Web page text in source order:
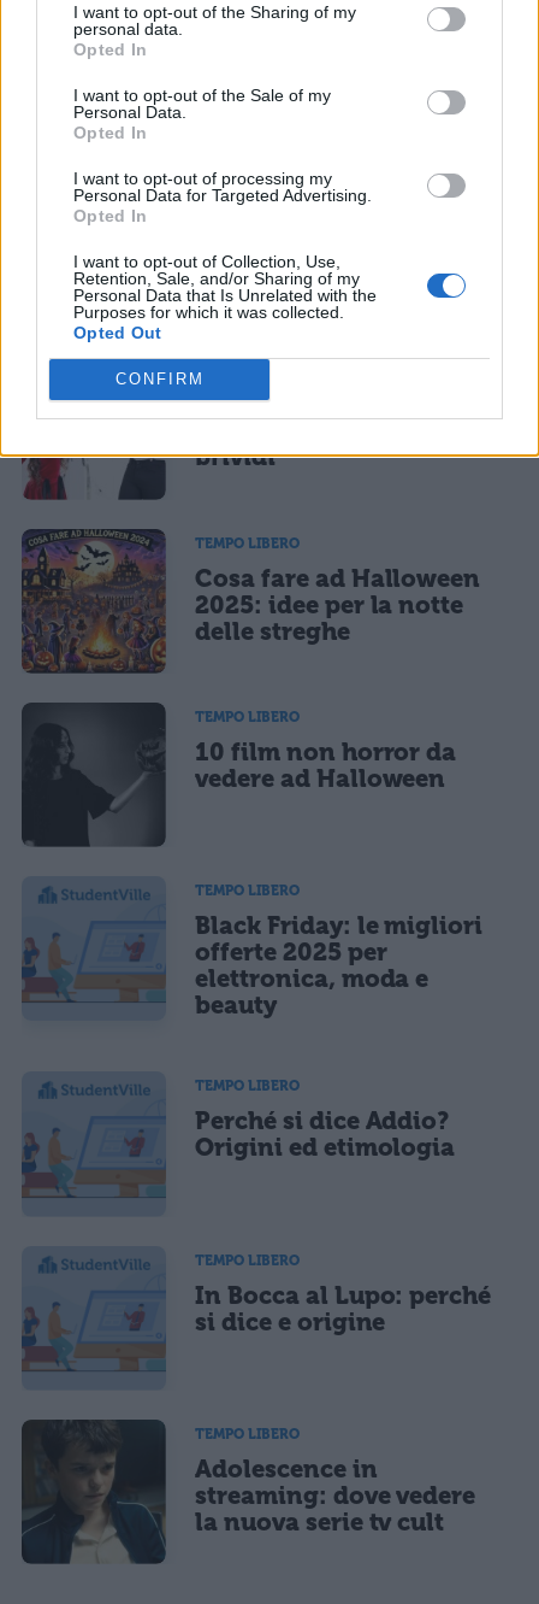
I want to opt-out of the Sharing of my
personal data.
Opted In
I want to opt-out of the Sale of my
Personal Data.
Opted In
I want to opt-out of processing my
Personal Data for Targeted Advertising.
Opted In
I want to opt-out of Collection, Use,
Retention, Sale, and/or Sharing of my
Personal Data that Is Unrelated with the
Purposes for which it was collected.
Opted Out
CONFIRM
La tua email sarà utilizzata per comunicarti se qualcuno risponde al tuo commento e non
salvi i tuoi dati (nome, email) per il prossimo commento.
Ho letto e acconsento l'
Acconsento all'uso dei miei dati da parte di terzi per finalità di
marketing diretto con modalità automatizzate o tradizionali
TI POTREBBE INTERESSARE
TEMPO LIBERO
Halloween: idee originali
TEMPO LIBERO
Scherzi da fare a
brividi
TEMPO LIBERO
Cosa fare ad Halloween
2025: idee per la notte
delle streghe
TEMPO LIBERO
10 film non horror da
vedere ad Halloween
TEMPO LIBERO
Black Friday: le migliori
offerte 2025 per
elettronica, moda e
beauty
TEMPO LIBERO
Perché si dice Addio?
Origini ed etimologia
TEMPO LIBERO
In Bocca al Lupo: perché
si dice e origine
TEMPO LIBERO
Adolescence in
streaming: dove vedere
la nuova serie tv cult